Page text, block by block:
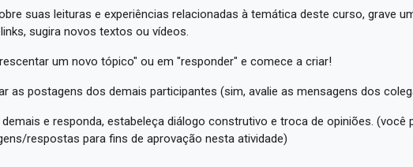
suas leituras e experiências relacionadas à temática deste curso, grave
sugira novos textos ou vídeos.
um novo tópico" ou em "responder" e comece a criar!
as postagens dos demais participantes (sim, avalie as mensagens dos
e responda, estabeleça diálogo construtivo e troca de opiniões. (você
respostas para fins de aprovação nesta atividade)